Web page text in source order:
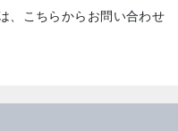
、こちらからお問い合わせ